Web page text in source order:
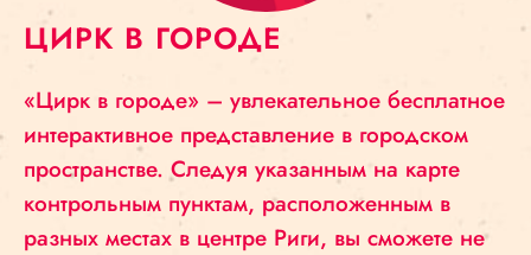
ЦИРК В ГОРОДЕ
«Цирк в городе» – увлекательное бесплатное
интерактивное представление в городском
пространстве. Следуя указанным на карте
контрольным пунктам, расположенным в
разных местах в центре Риги, вы сможете не